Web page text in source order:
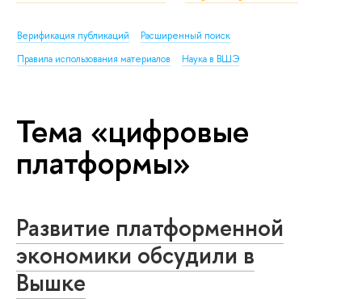
Верификация публикаций
Расширенный поиск
Правила использования материалов
Наука в ВШЭ
Тема «цифровые
платформы»
Развитие платформенной
экономики обсудили в
Вышке